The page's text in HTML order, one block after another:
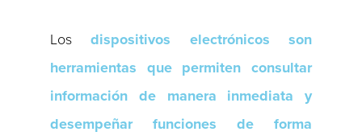
Losdispositivos electrónicos son
herramientas que permiten consultar
información de manera inmediata y
desempeñar funciones de forma